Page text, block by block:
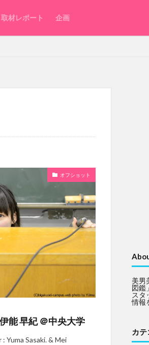
取材レポート 企画
オフショット
能 早紀 ＠中央大学
Yuma Sasaki. & Mei
美男
図鑑
スタ
情報
カ